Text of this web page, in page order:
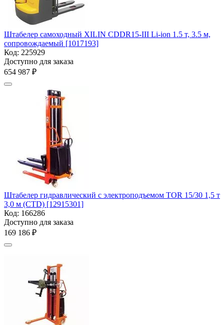
Штабелер самоходный XILIN CDDR15-III Li-ion 1.5 т, 3.5 м,
сопровождаемый [1017193]
Код: 225929
Доступно для заказа
654 987 ₽
Штабелер гидравлический с электроподъемом TOR 15/30 1,5 т
3,0 м (CTD) [12915301]
Код: 166286
Доступно для заказа
169 186 ₽